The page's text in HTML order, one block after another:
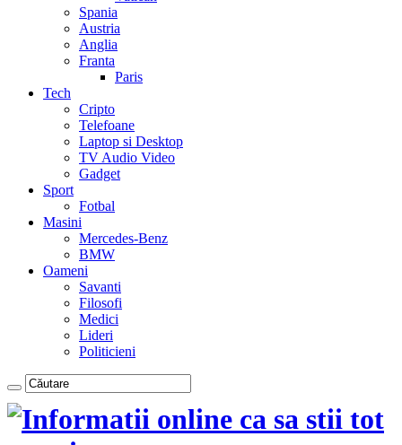
Spania
Austria
Anglia
Franta
Paris
Tech
Cripto
Telefoane
Laptop si Desktop
TV Audio Video
Gadget
Sport
Fotbal
Masini
Mercedes-Benz
BMW
Oameni
Savanti
Filosofi
Medici
Lideri
Politicieni